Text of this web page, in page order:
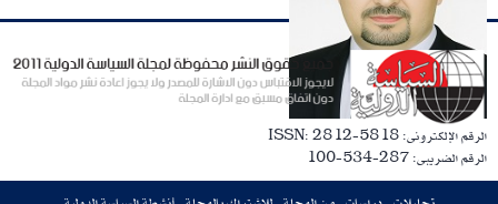
الرقم الإلكترونى: ISSN: 2812-5818
الرقم الضريبى: 287-534-100